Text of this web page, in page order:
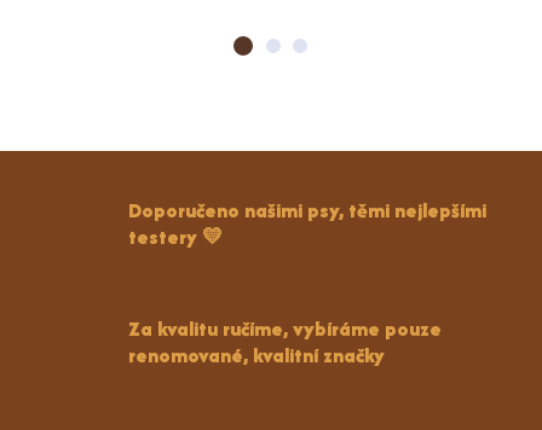
Doporučeno našimi psy, těmi nejlepšími
testery 💛
Za kvalitu ručíme, vybíráme pouze
renomované, kvalitní značky